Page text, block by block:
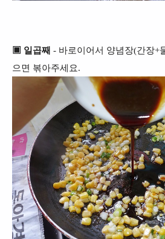
▣ 일곱째 - 바로이어서 양념장(간장+
으면 볶아주세요.